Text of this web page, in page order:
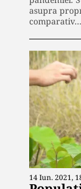
asupra
comparativ…
14 Iun. 2021,